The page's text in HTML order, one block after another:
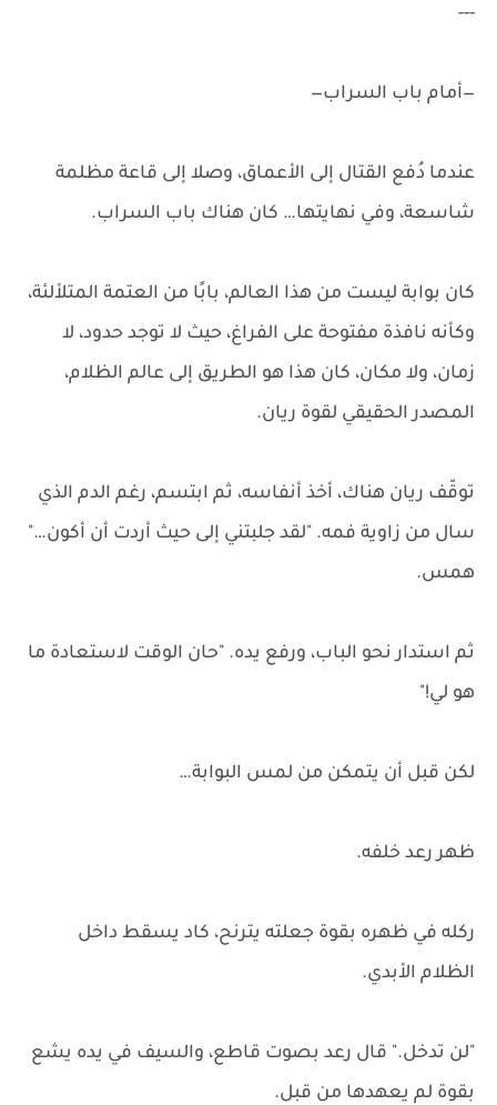
---
—أمام باب السراب—
عندما دُفع القتال إلى الأعماق، وصلا إلى قاعة مظلمة
شاسعة، وفي نهايتها… كان هناك باب السراب.
كان بوابة ليست من هذا العالم، بابًا من العتمة المتلألئة،
وكأنه نافذة مفتوحة على الفراغ، حيث لا توجد حدود، لا
زمان، ولا مكان، كان هذا هو الطريق إلى عالم الظلام،
المصدر الحقيقي لقوة ريان.
توقّف ريان هناك، أخذ أنفاسه، ثم ابتسم، رغم الدم الذي
سال من زاوية فمه. "لقد جلبتني إلى حيث أردت أن أكون…"
همس.
ثم استدار نحو الباب، ورفع يده. "حان الوقت لاستعادة ما
هو لي!"
لكن قبل أن يتمكن من لمس البوابة…
ظهر رعد خلفه.
ركله في ظهره بقوة جعلته يترنح، كاد يسقط داخل
الظلام الأبدي.
"لن تدخل." قال رعد بصوت قاطع، والسيف في يده يشع
بقوة لم يعهدها من قبل.